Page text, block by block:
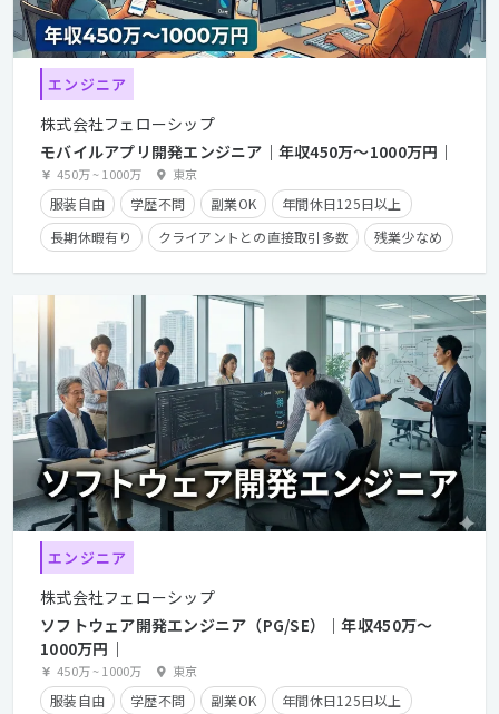
エンジニア
株式会社フェローシップ
モバイルアプリ開発エンジニア｜年収450万〜1000万円｜
450万~1000万 東京
服装自由 学歴不問 副業OK
年間休日125日以上
長期休暇有り
クライアントとの直接取引多数
残業少なめ
経験者優遇
残業手当有り 在宅勤務可
エンジニア
株式会社フェローシップ
ソフトウェア開発エンジニア（PG/SE）｜年収450万〜
1000万円｜
450万~1000万 東京
服装自由 学歴不問 副業OK
年間休日125日以上